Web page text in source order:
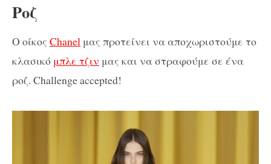
Ροζ
O οίκος Chanel μας προτείνει να αποχωριστούμε το
κλασικό μπλε τζιν μας και να στραφούμε σε ένα
ροζ. Challenge accepted!